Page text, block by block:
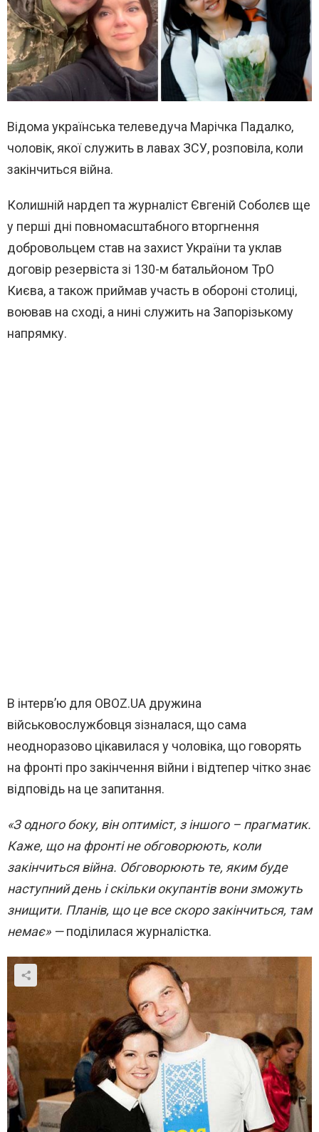
Відома українська телеведуча Марічка Падалко,
чоловік, якої служить в лавах ЗСУ, розповіла, коли
закінчиться війна.
Колишній нардеп та журналіст Євгеній Соболєв ще
у перші дні повномасштабного вторгнення
добровольцем став на захист України та уклав
договір резервіста зі 130-м батальйоном ТрО
Києва, а також приймав участь в обороні столиці,
воював на сході, а нині служить на Запорізькому
напрямку.
В інтерв’ю для OBOZ.UA дружина
військовослужбовця зізналася, що сама
неодноразово цікавилася у чоловіка, що говорять
на фронті про закінчення війни і відтепер чітко знає
відповідь на це запитання.
«З одного боку, він оптиміст, з іншого – прагматик.
Каже, що на фронті не обговорюють, коли
закінчиться війна. Обговорюють те, яким буде
наступний день і скільки окупантів вони зможуть
знищити. Планів, що це все скоро закінчиться, там
немає» —поділилася журналістка.